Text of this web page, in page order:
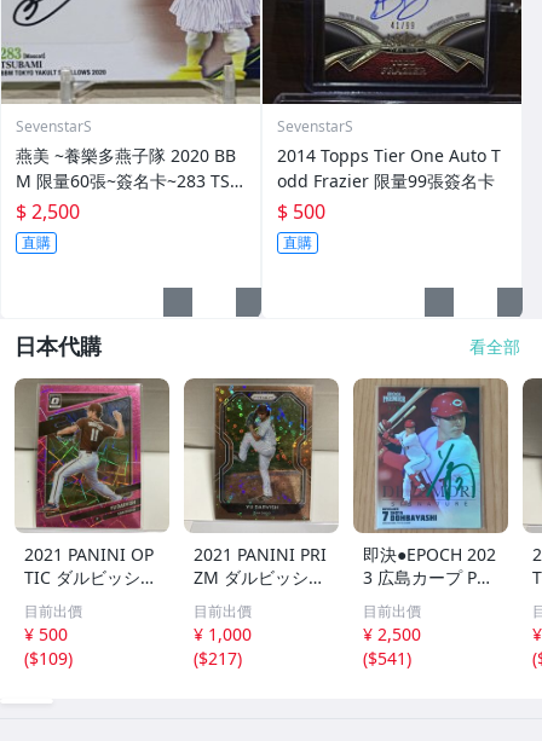
SevenstarS
燕美 ~養樂多燕子隊 2020 BB
M 限量60張~簽名卡~283 TSU
BAMI~最強吉祥物 燕九郎妹妹
$ 2,500
直購
SevenstarS
2014 Topps Tier One Auto T
odd Frazier 限量99張簽名卡
$ 500
直購
日本代購 看全部
2021 PANINI OP
TIC ダルビッシュ
有 249枚限定
シリアルカード
パドレス
目前出價
¥ 500
($109)
2021 PANINI PRI
ZM ダルビッシュ
有 40枚限定
シリアルカード
パドレス
目前出價
¥ 1,000
($217)
即決●EPOCH 202
3 広島カープ PRE
MIER EDITION
堂林翔太 /5枚限
定 デコモリ緑箔
サインカード #D
目前出價
¥ 2,500
($541)
(